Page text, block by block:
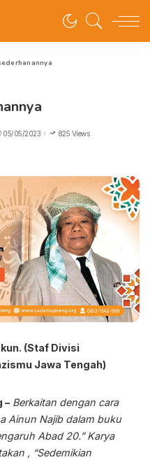
05/05/2023 825 Views
(Staf Divisi
Jawa Tengah)
– Berkaitan dengan cara
Ainun Najib dalam buku
Abad 20.” Karya
, “Sedemikian